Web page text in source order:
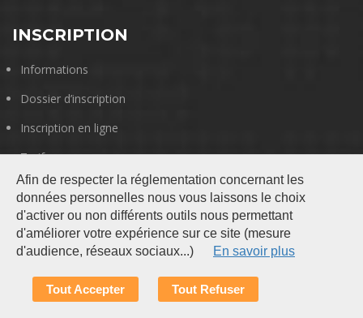
INSCRIPTION
Informations
Dossier d’inscription
Inscription en ligne
Tarifs
Afin de respecter la réglementation concernant les
données personnelles nous vous laissons le choix
d'activer ou non différents outils nous permettant
d'améliorer votre expérience sur ce site (mesure
d'audience, réseaux sociaux...)
En savoir plus
Tout Accepter Tout Refuser